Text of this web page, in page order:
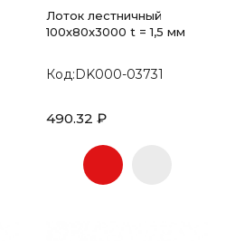
Лоток лестничный
100х80x3000 t = 1,5 мм
Код:DK000-03731
490.32 ₽